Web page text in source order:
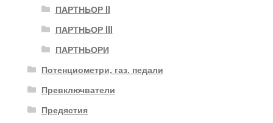
ПАРТНЬОР II
ПАРТНЬОР III
ПАРТНЬОРИ
Потенциометри, газ. педали
Превключватели
Предястия